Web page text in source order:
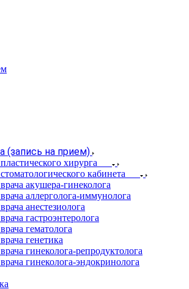
(запись на прием)
хирурга
кабинета
акушера-гинеколога
аллерголога-иммунолога
анестезиолога
гастроэнтеролога
гематолога
генетика
гинеколога-репродуктолога
гинеколога-эндокринолога